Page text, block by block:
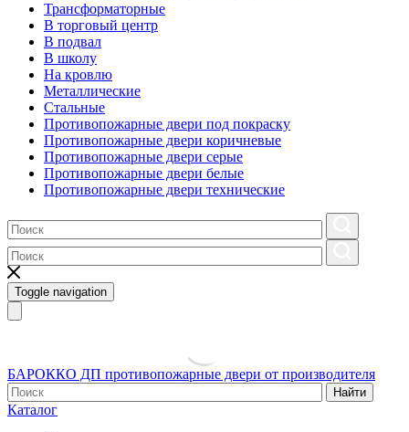
Трансформаторные
В торговый центр
В подвал
В школу
На кровлю
Металлические
Стальные
Противопожарные двери под покраску
Противопожарные двери коричневые
Противопожарные двери серые
Противопожарные двери белые
Противопожарные двери технические
Toggle navigation
БАРОККО ДП противопожарные двери от производителя
Найти
Каталог